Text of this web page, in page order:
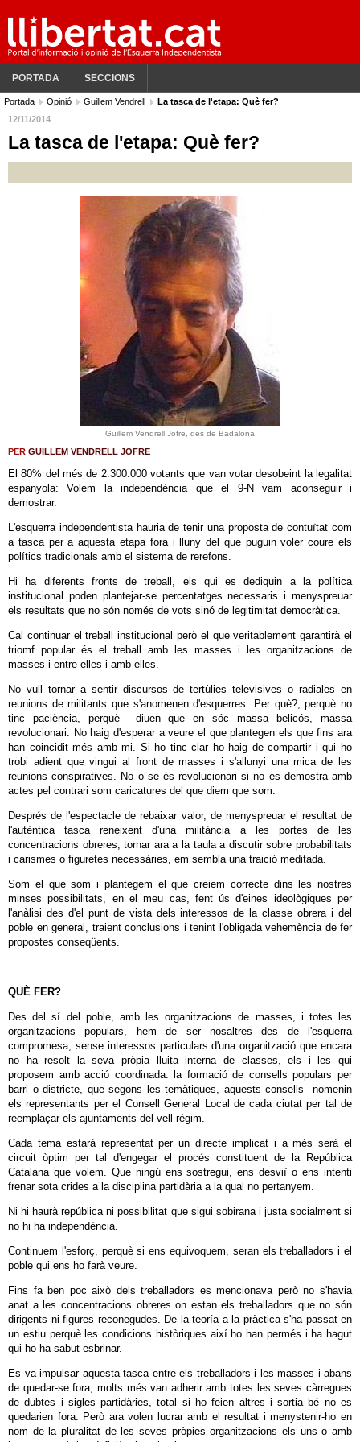
PORTADA SECCIONS
Portada Opinió Guillem Vendrell
La tasca de l'etapa: Què fer?
12/11/2014
La tasca de l'etapa: Què fer?
Guillem Vendrell Jofre, des de Badalona
PER GUILLEM VENDRELL JOFRE
El 80% del més de 2.300.000 votants que van votar desobeint la legalitat
espanyola: Volem la independència que el 9-N vam aconseguir i
demostrar.
L'esquerra independentista hauria de tenir una proposta de contuïtat com
a tasca per a aquesta etapa fora i lluny del que puguin voler coure els
polítics tradicionals amb el sistema de rerefons.
Hi ha diferents fronts de treball, els qui es dediquin a la política
institucional poden plantejar-se percentatges necessaris i menyspreuar
els resultats que no són només de vots sinó de legitimitat democràtica.
Cal continuar el treball institucional però el que veritablement garantirà el
triomf popular és el treball amb les masses i les organitzacions de
masses i entre elles i amb elles.
No vull tornar a sentir discursos de tertùlies televisives o radiales en
reunions de militants que s'anomenen d'esquerres. Per què?, perquè no
tinc paciència, perquè diuen que en sóc massa belicós, massa
revolucionari. No haig d'esperar a veure el que plantegen els que fins ara
han coincidit més amb mi. Si ho tinc clar ho haig de compartir i qui ho
trobi adient que vingui al front de masses i s'allunyi una mica de les
reunions conspiratives. No o se és revolucionari si no es demostra amb
actes pel contrari som caricatures del que diem que som.
Després de l'espectacle de rebaixar valor, de menyspreuar el resultat de
l'autèntica tasca reneixent d'una militància a les portes de les
concentracions obreres, tornar ara a la taula a discutir sobre probabilitats
i carismes o figuretes necessàries, em sembla una traició meditada.
Som el que som i plantegem el que creiem correcte dins les nostres
minses possibilitats, en el meu cas, fent ús d'eines ideològiques per
l'anàlisi des d'el punt de vista dels interessos de la classe obrera i del
poble en general, traient conclusions i tenint l'obligada vehemència de fer
propostes conseqüents.
QUÈ FER?
Des del sí del poble, amb les organitzacions de masses, i totes les
organitzacions populars, hem de ser nosaltres des de l'esquerra
compromesa, sense interessos particulars d'una organització que encara
no ha resolt la seva pròpia lluita interna de classes, els i les qui
proposem amb acció coordinada: la formació de consells populars per
barri o districte, que segons les temàtiques, aquests consells nomenin
els representants per el Consell General Local de cada ciutat per tal de
reemplaçar els ajuntaments del vell règim.
Cada tema estarà representat per un directe implicat i a més serà el
circuit òptim per tal d'engegar el procés constituent de la República
Catalana que volem. Que ningú ens sostregui, ens desviï o ens intenti
frenar sota crides a la disciplina partidària a la qual no pertanyem.
Ni hi haurà república ni possibilitat que sigui sobirana i justa socialment si
no hi ha independència.
Continuem l'esforç, perquè si ens equivoquem, seran els treballadors i el
poble qui ens ho farà veure.
Fins fa ben poc això dels treballadors es mencionava però no s'havia
anat a les concentracions obreres on estan els treballadors que no són
dirigents ni figures reconegudes. De la teoría a la pràctica s'ha passat en
un estiu perquè les condicions històriques així ho han permés i ha hagut
qui ho ha sabut esbrinar.
Es va impulsar aquesta tasca entre els treballadors i les masses i abans
de quedar-se fora, molts més van adherir amb totes les seves càrregues
de dubtes i sigles partidàries, total si ho feien altres i sortia bé no es
quedarien fora. Però ara volen lucrar amb el resultat i menystenir-ho en
nom de la pluralitat de les seves pròpies organitzacions els uns o amb